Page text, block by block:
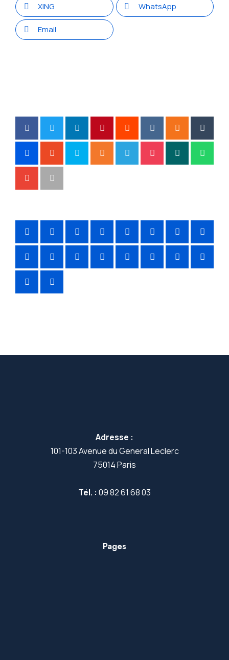
XING WhatsApp
Email
Adresse :
101-103 Avenue du General Leclerc
75014 Paris
Tél. : 09 82 61 68 03
Pages